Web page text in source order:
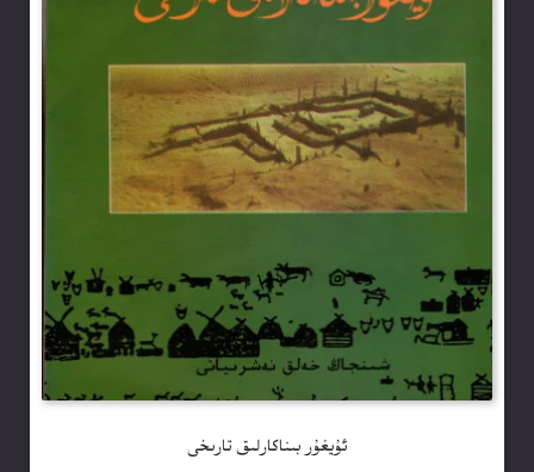
ئۇيغۇر بىناكارلىق تارىخى